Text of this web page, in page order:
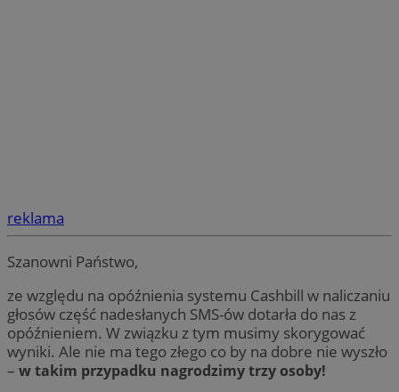
reklama
Szanowni Państwo,
ze względu na opóźnienia systemu Cashbill w naliczaniu
głosów część nadesłanych SMS-ów dotarła do nas z
opóźnieniem. W związku z tym musimy skorygować
wyniki. Ale nie ma tego złego co by na dobre nie wyszło
– w takim przypadku nagrodzimy trzy osoby!